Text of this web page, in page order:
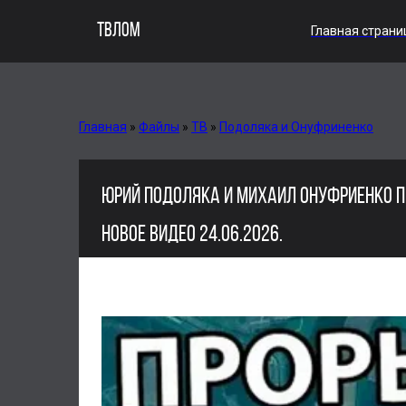
ТВЛОМ Главная
Главная » Файлы » ТВ » Подоляка и Онуфриненко
ЮРИЙ ПОДОЛЯКА И МИХАИЛ ОНУФРИЕНКО
НОВОЕ ВИДЕО 24.06.2026.